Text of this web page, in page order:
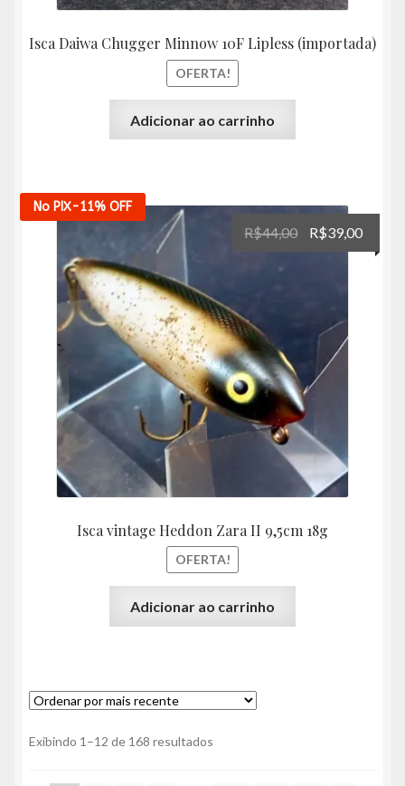
Isca Daiwa Chugger Minnow 10F Lipless (importada)
OFERTA!
Adicionar ao carrinho
No PIX-11% OFF
Isca vintage Heddon Zara II 9,5cm 18g
OFERTA!
R$44,00
O
R$44,00.
R$39,00O
preço
Adicionar ao carrinho
Exibindo 1–12 de 168 resultados